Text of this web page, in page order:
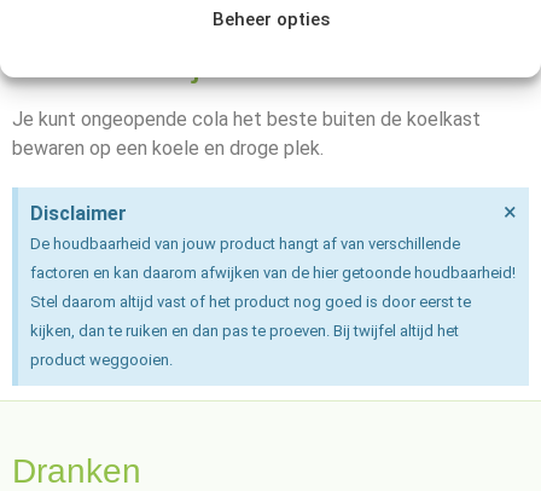
Beheer opties
een goed teken dat deze (bijna) niet meer goed is.
Je kunt ongeopende cola het beste buiten de koelkast
bewaren op een koele en droge plek.
Disclaimer
De houdbaarheid van jouw product hangt af van verschillende
factoren en kan daarom afwijken van de hier getoonde houdbaarheid!
Stel daarom altijd vast of het product nog goed is door eerst te
kijken, dan te ruiken en dan pas te proeven. Bij twijfel altijd het
product weggooien.
×
Dranken